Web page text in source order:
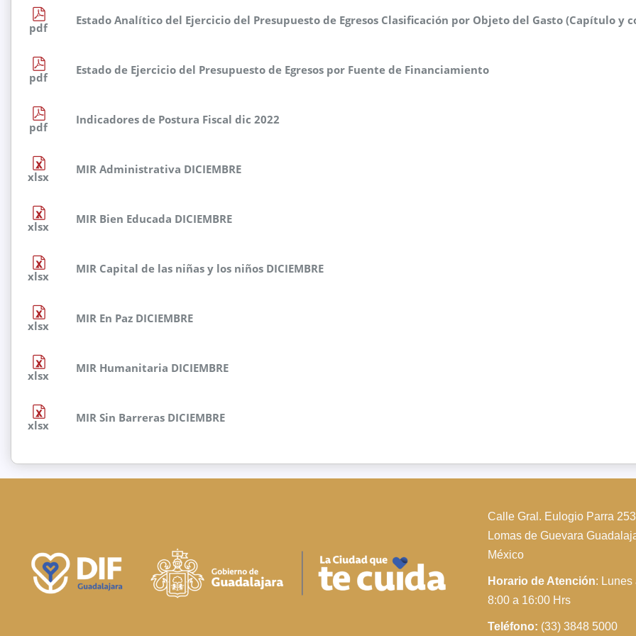
pdf
Estado Analítico del Ejercicio del Presupuesto de Egresos Clasificación por Objeto del Gasto (Capítulo y
pdf
Estado de Ejercicio del Presupuesto de Egresos por Fuente de Financiamiento
pdf
Indicadores de Postura Fiscal dic 2022
xlsx
MIR Administrativa DICIEMBRE
xlsx
MIR Bien Educada DICIEMBRE
xlsx
MIR Capital de las niñas y los niños DICIEMBRE
xlsx
MIR En Paz DICIEMBRE
xlsx
MIR Humanitaria DICIEMBRE
xlsx
MIR Sin Barreras DICIEMBRE
Calle Gral. Eulogio Parra
Lomas de Guevara
México
Horario de Atención: Lunes
8:00 a 16:00 Hrs
Teléfono: (33) 3848 5000